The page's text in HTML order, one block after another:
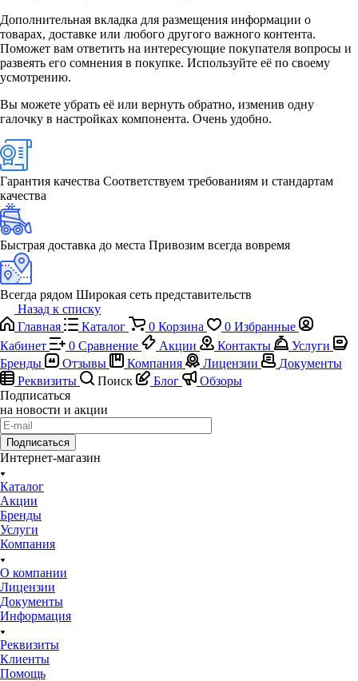
Дополнительная вкладка для размещения информации о
товарах, доставке или любого другого важного контента.
Поможет вам ответить на интересующие покупателя вопросы и
развеять его сомнения в покупке. Используйте её по своему
усмотрению.
Вы можете убрать её или вернуть обратно, изменив одну
галочку в настройках компонента. Очень удобно.
Гарантия качества Соответствуем требованиям и стандартам
качества
Быстрая доставка до места Привозим всегда вовремя
Всегда рядом Широкая сеть представительств
Назад к списку
Главная
Каталог 0 Корзина 0 Избранные
Кабинет
0 Сравнение Акции Контакты
Услуги
Бренды
Отзывы Компания Лицензии
Документы
Реквизиты
Поиск Блог
Обзоры
Подписаться
на новости и акции
Подписаться
Интернет-магазин
Каталог
Акции
Бренды
Услуги
Компания
О компании
Лицензии
Документы
Информация
Реквизиты
Клиенты
Помощь